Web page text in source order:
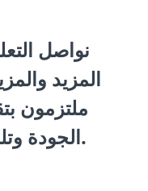
نواصل
المزيد
ملتزمون
الجودة وتلبية احتياجات عملائنا.